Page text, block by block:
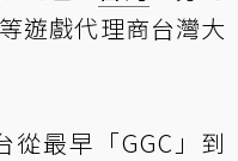
遊戲代理商台灣大
最早「GGC」到